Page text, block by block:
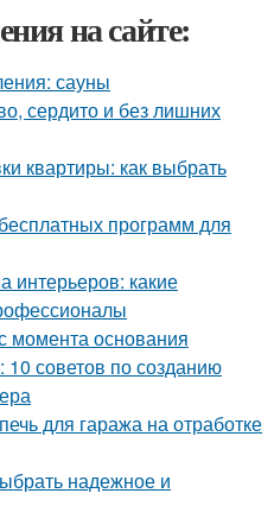
на сайте:
сауны
сердито и без лишних
квартиры: как выбрать
программ для
интерьеров: какие
момента основания
советов по созданию
для гаража на отработке
надежное и